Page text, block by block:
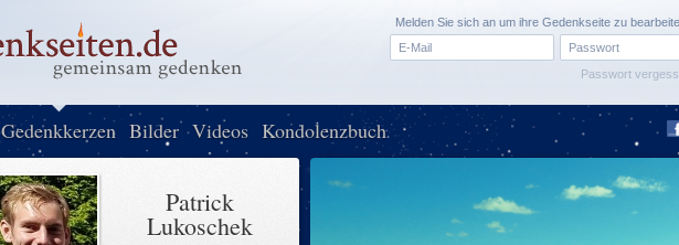
Passwort
Melden Sie sich an um ihre Gedenkseite zu
Gedenkkerzen Bilder Videos Kondolenzbuch
Patrick
Lukoschek